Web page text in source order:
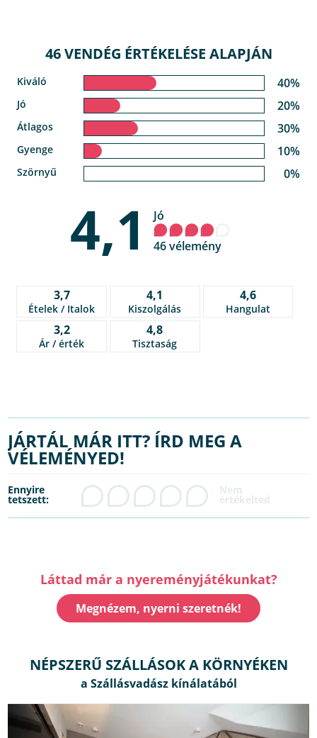
46 VENDÉG ÉRTÉKELÉSE ALAPJÁN
Kiváló 40%
Jó 20%
Átlagos 30%
Gyenge 10%
Szörnyű 0%
4,1
Jó
46 vélemény
3,7
Ételek / Italok
4,1
Kiszolgálás
4,6
Hangulat
3,2
Ár / érték
4,8
Tisztaság
JÁRTÁL MÁR ITT? ÍRD MEG A
VÉLEMÉNYED!
Ennyire
tetszett:
Láttad már a nyereményjátékunkat?
Megnézem, nyerni szeretnék!
NÉPSZERŰ SZÁLLÁSOK A KÖRNYÉKEN